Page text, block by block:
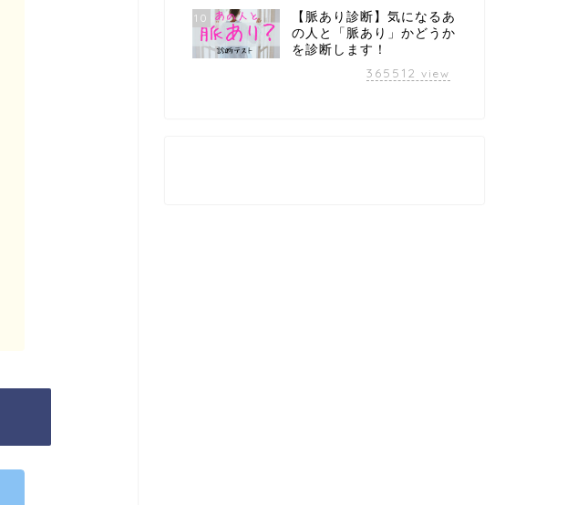
10
【脈あり診断】気になるあ
の人と「脈あり」かどうか
を診断します！
365512 view